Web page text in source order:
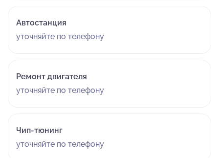
Автостанция
уточняйте по телефону
Ремонт двигателя
уточняйте по телефону
Чип-тюнинг
уточняйте по телефону